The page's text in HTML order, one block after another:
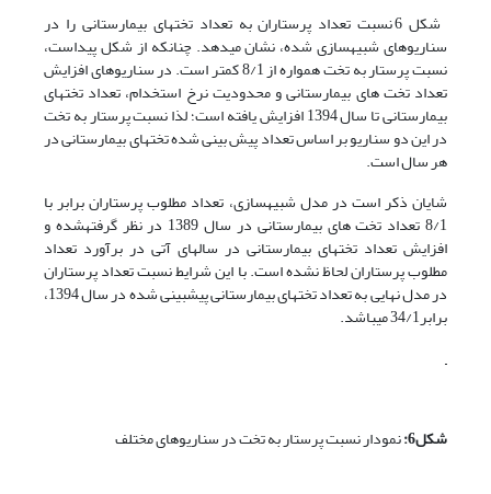
شکل 6 نسبت تعداد پرستاران به تعداد تخت­های بیمارستانی را در
سناریوهای شبیه­سازی شده، نشان می­دهد. چنان­که از شکل پیداست،
نسبت پرستار به تخت همواره از 8/1 کمتر است. در سناریوهای افزایش
تعداد تخت های بیمارستانی و محدودیت نرخ استخدام، تعداد تخت­های
بیمارستانی تا سال 1394 افزایش یافته است؛ لذا نسبت پرستار به تخت
در این دو سناریو بر اساس تعداد پیش بینی شده تخت­های بیمارستانی در
هر سال است.
شایان ذکر است در مدل شبیه­سازی، تعداد مطلوب پرستاران برابر با
8/1 تعداد تخت های بیمارستانی در سال 1389 در نظر گرفته­شده و
افزایش تعداد تخت­های بیمارستانی در سال­های آتی در برآورد تعداد
مطلوب پرستاران لحاظ نشده است. با این شرایط نسبت تعداد پرستاران
در مدل نهایی به تعداد تخت­های بیمارستانی پیش­بینی شده در سال 1394،
برابر34/1 می­باشد.
شکل6: نمودار نسبت پرستار به تخت در سناریوهای مختلف